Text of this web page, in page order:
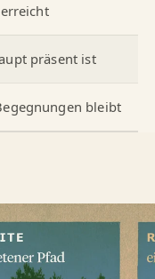
präsent ist
bleibt